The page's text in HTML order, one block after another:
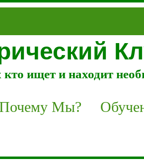
кто ищет и находит
Мы?